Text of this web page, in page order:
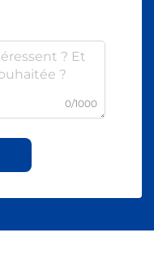
0/1000